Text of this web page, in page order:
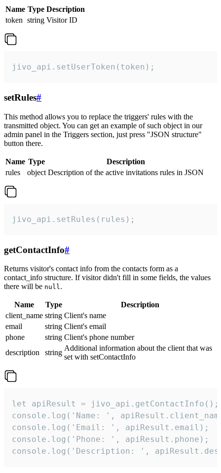
Name Type Description
token string Visitor ID
jivo_api.setUserToken(token);
setRules#
This method allows you to replace the triggers' rules with the
transmitted object. You can get an example of such object in our
admin panel in the Triggers section, just press "JSON structure"
button there.
Name Type
Description
rules
object Description of the active invitations rules in JSON
jivo_api.setRules(rules);
getContactInfo#
Returns visitor's contact info from the contacts form as a
contact_info structure. If visitor didn't fill in some fields, the values
there will be null.
Name Type
Description
client_name string Client's name
email
string Client's email
phone
string Client's phone number
description
string
Additional information about the client that was
set with setContactInfo
let apiResult = jivo_api.getContactInfo();
console.log('Name: ',
console.log('Email: ', apiResult.email);
console.log('Phone: ', apiResult.phone);
console.log('Description: ',